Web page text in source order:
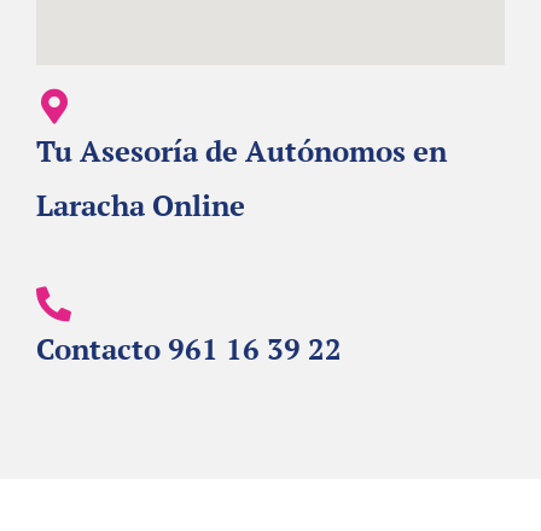
Tu Asesoría de Autónomos en
Laracha Online
Contacto 961 16 39 22